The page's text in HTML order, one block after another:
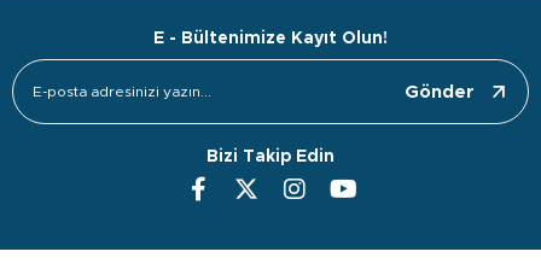
E - Bültenimize Kayıt Olun!
Gönder
Bizi Takip Edin